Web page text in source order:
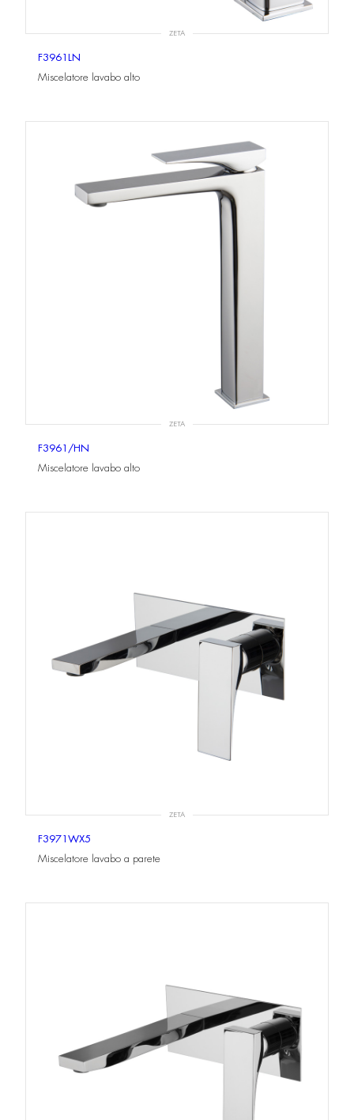
ZETA
F3961LN
Miscelatore lavabo alto
ZETA
F3961/HN
Miscelatore lavabo alto
ZETA
F3971WX5
Miscelatore lavabo a parete